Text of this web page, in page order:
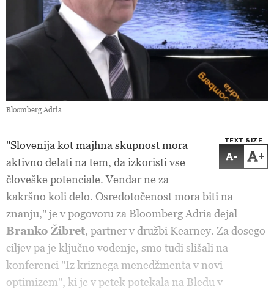
Bloomberg Adria
TEXT SIZE
- +
"Slovenija kot majhna skupnost mora
aktivno delati na tem, da izkoristi vse
človeške potenciale. Vendar ne za
kakršno koli delo. Osredotočenost mora biti na
znanju," je v pogovoru za Bloomberg Adria dejal
Branko Žibret, partner v družbi Kearney. Za dosego
ciljev pa je ključno vodenje, smo tudi slišali na
konferenci "Iz kriznega menedžmenta v novi
optimizem", ki je v petek potekala na Bledu v